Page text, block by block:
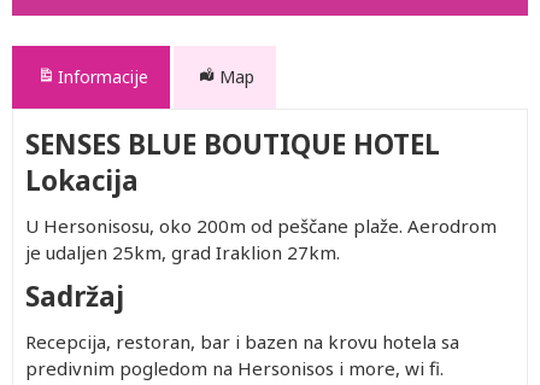
Informacije Map
SENSES BLUE BOUTIQUE HOTEL
Lokacija
U Hersonisosu, oko 200m od peščane plaže. Aerodrom
je udaljen 25km, grad Iraklion 27km.
Sadržaj
Recepcija, restoran, bar i bazen na krovu hotela sa
predivnim pogledom na Hersonisos i more, wi fi.